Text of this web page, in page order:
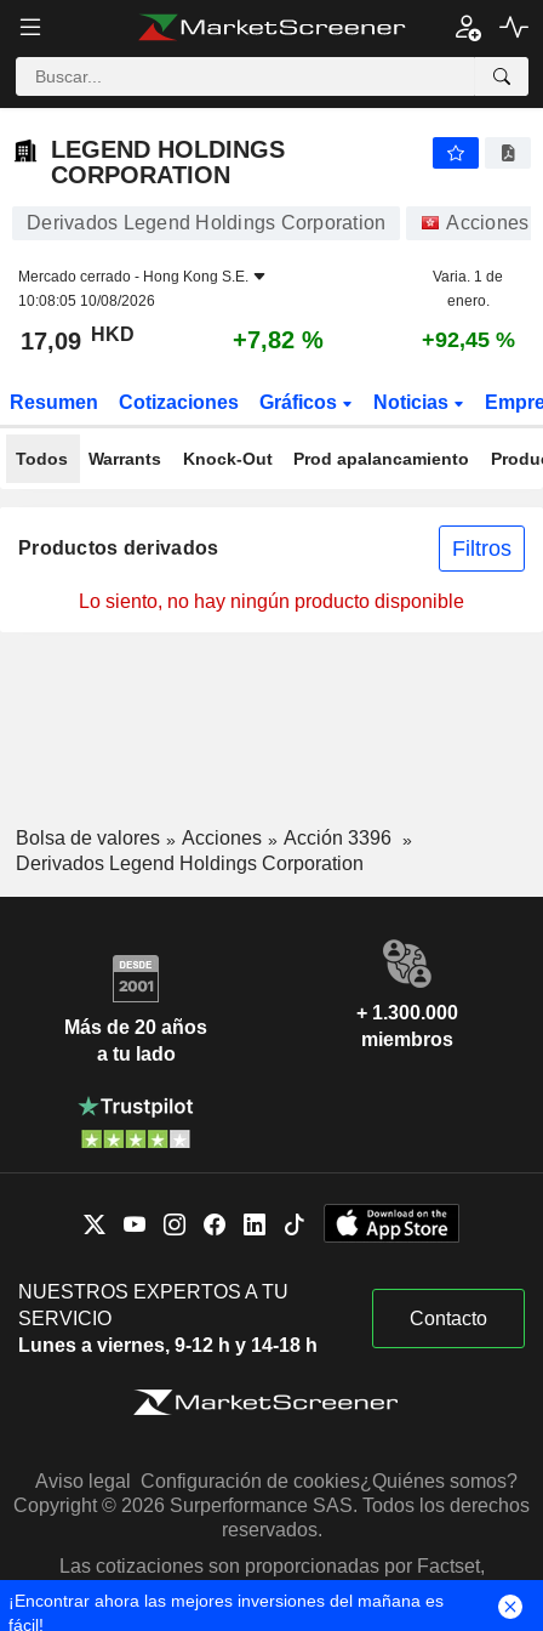
LEGEND HOLDINGS
CORPORATION
Derivados Legend Holdings Corporation Acciones
Mercado cerrado - Hong Kong S.E.
10:08:05 10/08/2026
Varia. 1 de
enero.
17,09 HKD +7,82 % +92,45 %
Resumen Cotizaciones Gráficos Noticias
Todos Warrants Knock-Out Prod apalancamiento
Productos derivados Filtros
Lo siento, no hay ningún producto disponible
Bolsa de valores Acciones
Acción 3396
Derivados Legend Holdings Corporation
Más de 20 años
a tu lado
+ 1.300.000
miembros
NUESTROS EXPERTOS A TU
SERVICIO
Lunes a viernes, 9-12 h y 14-18 h
Contacto
Aviso legal Configuración de cookies¿Quiénes somos?
Copyright © 2026 Surperformance SAS. Todos los derechos
reservados.
Las cotizaciones son proporcionadas por Factset,
Morningstar y S&P Capital IQ
¡Encontrar ahora las mejores inversiones del mañana es
fácil!